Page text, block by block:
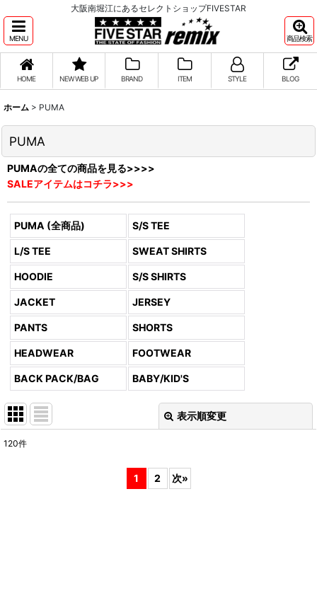
大阪南堀江にあるセレクトショップFIVESTAR
MENU 商品検索
HOME NEW WEB UP BRAND ITEM STYLE BLOG
ホーム > PUMA
PUMA
PUMAの全ての商品を見る>>>>
SALEアイテムはコチラ>>>
PUMA (全商品) S/S TEE
L/S TEE SWEAT SHIRTS
HOODIE S/S SHIRTS
JACKET JERSEY
PANTS SHORTS
HEADWEAR FOOTWEAR
BACK PACK/BAG BABY/KID'S
表示順変更
120件
1 2 次»